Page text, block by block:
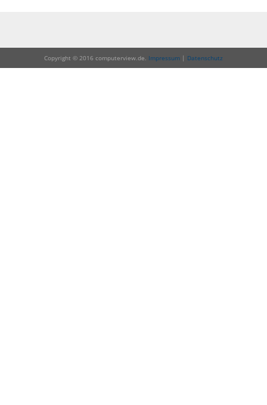
Copyright © 2016 computerview.de. Impressum | Datenschutz